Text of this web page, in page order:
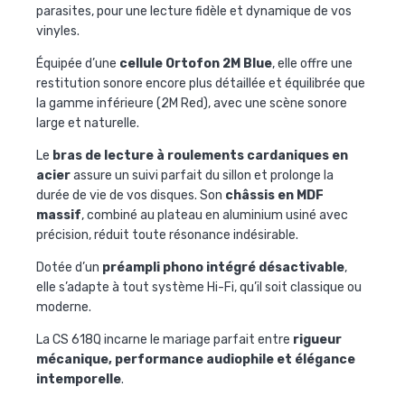
parasites, pour une lecture fidèle et dynamique de vos
vinyles.
Équipée d’une cellule Ortofon 2M Blue, elle offre une
restitution sonore encore plus détaillée et équilibrée que
la gamme inférieure (2M Red), avec une scène sonore
large et naturelle.
Le bras de lecture à roulements cardaniques en
acierassure un suivi parfait du sillon et prolonge la
durée de vie de vos disques. Son châssis en MDF
massif, combiné au plateau en aluminium usiné avec
précision, réduit toute résonance indésirable.
Dotée d’un préampli phono intégré désactivable,
elle s’adapte à tout système Hi-Fi, qu’il soit classique ou
moderne.
La CS 618Q incarne le mariage parfait entre rigueur
mécanique, performance audiophile et élégance
intemporelle.